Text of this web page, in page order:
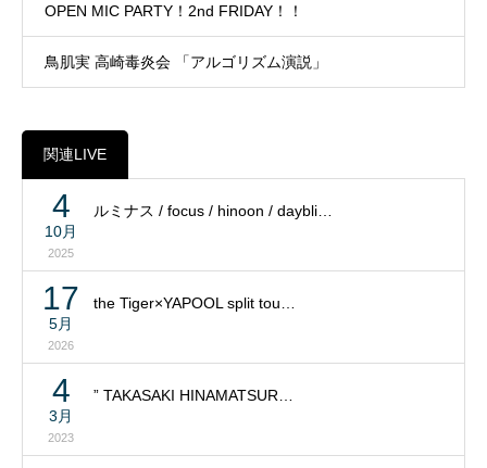
OPEN MIC PARTY！2nd FRIDAY！！
鳥肌実 高崎毒炎会 「アルゴリズム演説」
関連LIVE
4
10月
2025
ルミナス / focus / hinoon / daybli…
17
5月
2026
the Tiger×YAPOOL split tou…
4
3月
2023
” TAKASAKI HINAMATSUR…